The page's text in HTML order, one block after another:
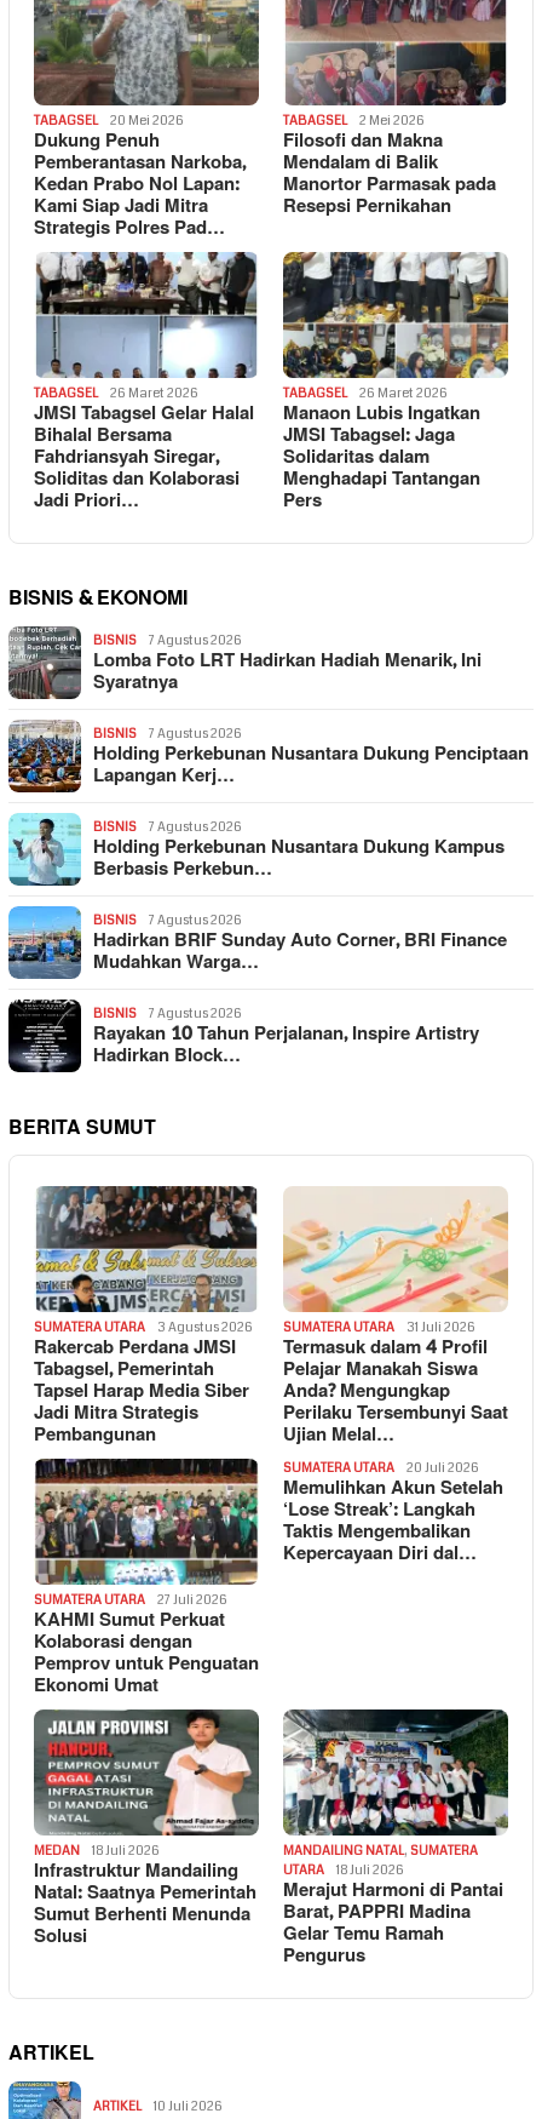
TABAGSEL 20 Mei 2026
Dukung Penuh
Pemberantasan Narkoba,
Kedan Prabo Nol Lapan:
Kami Siap Jadi Mitra
Strategis Polres Pad…
TABAGSEL 2 Mei 2026
Filosofi dan Makna
Mendalam di Balik
Manortor Parmasak pada
Resepsi Pernikahan
TABAGSEL 26 Maret 2026
JMSI Tabagsel Gelar Halal
Bihalal Bersama
Fahdriansyah Siregar,
Soliditas dan Kolaborasi
Jadi Priori…
TABAGSEL 26 Maret 2026
Manaon Lubis Ingatkan
JMSI Tabagsel: Jaga
Solidaritas dalam
Menghadapi Tantangan
Pers
BISNIS & EKONOMI
BISNIS 7 Agustus 2026
Lomba Foto LRT Hadirkan Hadiah Menarik, Ini
Syaratnya
BISNIS 7 Agustus 2026
Holding Perkebunan Nusantara Dukung Penciptaan
Lapangan Kerj…
BISNIS 7 Agustus 2026
Holding Perkebunan Nusantara Dukung Kampus
Berbasis Perkebun…
BISNIS 7 Agustus 2026
Hadirkan BRIF Sunday Auto Corner, BRI Finance
Mudahkan Warga…
BISNIS 7 Agustus 2026
Rayakan 10 Tahun Perjalanan, Inspire Artistry
Hadirkan Block…
BERITA SUMUT
SUMATERA UTARA 3 Agustus 2026
Rakercab Perdana JMSI
Tabagsel, Pemerintah
Tapsel Harap Media Siber
Jadi Mitra Strategis
Pembangunan
SUMATERA UTARA 31 Juli 2026
Termasuk dalam 4 Profil
Pelajar Manakah Siswa
Anda? Mengungkap
Perilaku Tersembunyi Saat
Ujian Melal…
SUMATERA UTARA 27 Juli 2026
KAHMI Sumut Perkuat
Kolaborasi dengan
Pemprov untuk Penguatan
Ekonomi Umat
SUMATERA UTARA 20 Juli 2026
Memulihkan Akun Setelah
‘Lose Streak’: Langkah
Taktis Mengembalikan
Kepercayaan Diri dal…
MEDAN 18 Juli 2026
Infrastruktur Mandailing
Natal: Saatnya Pemerintah
Sumut Berhenti Menunda
Solusi
MANDAILING NATAL, SUMATERA
UTARA
18 Juli 2026
Merajut Harmoni di Pantai
Barat, PAPPRI Madina
Gelar Temu Ramah
Pengurus
ARTIKEL
ARTIKEL 10 Juli 2026